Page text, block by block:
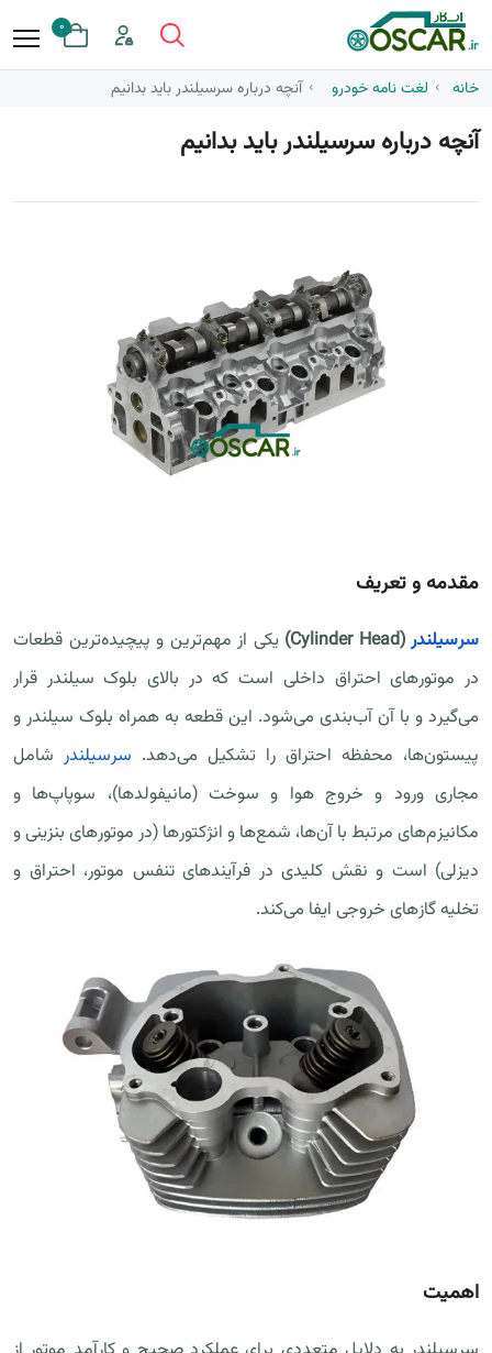
0
خانه لغت نامه خودرو آنچه درباره سرسیلندر باید بدانیم
آنچه درباره سرسیلندر باید بدانیم
مقدمه و تعریف
سرسیلندر (Cylinder Head)
یکی از مهم‌ترین و پیچیده‌ترین قطعات
در موتورهای احتراق داخلی است که در بالای بلوک سیلندر قرار
می‌گیرد و با آن آب‌بندی می‌شود. این قطعه به همراه بلوک سیلندر و
پیستون‌ها، محفظه احتراق را تشکیل می‌دهد. سرسیلندر شامل
مجاری ورود و خروج هوا و سوخت (مانیفولدها)، سوپاپ‌ها و
مکانیزم‌های مرتبط با آن‌ها، شمع‌ها و انژکتورها (در موتورهای بنزینی و
دیزلی) است و نقش کلیدی در فرآیندهای تنفس موتور، احتراق و
تخلیه گازهای خروجی ایفا می‌کند.
اهمیت